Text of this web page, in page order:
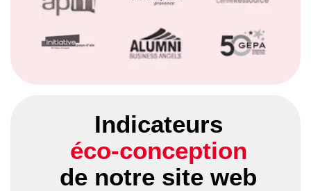
Indicateurs
éco-conception
de notre site web